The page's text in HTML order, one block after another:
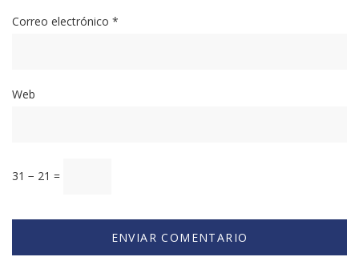
Correo electrónico *
Web
31 − 21 =